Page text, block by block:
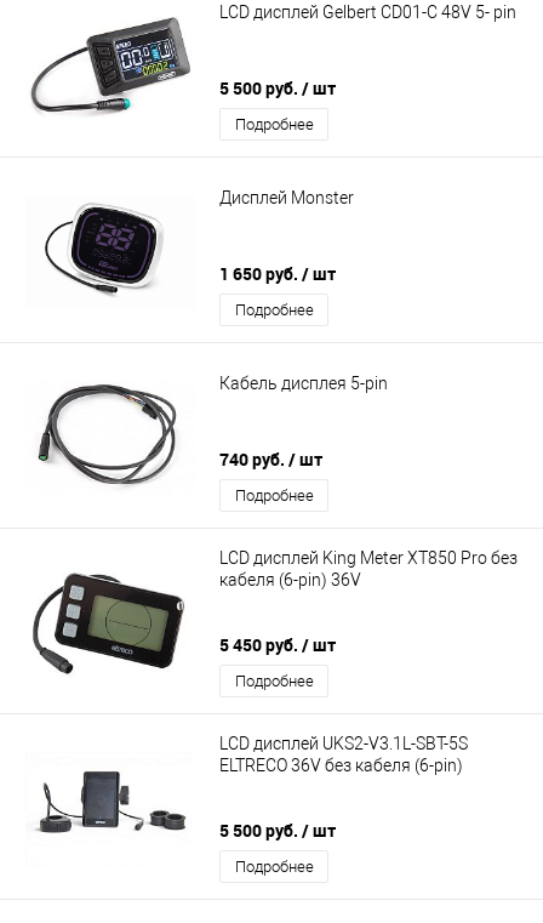
LCD дисплей Gelbert CD01-C 48V 5- pin
5 500 руб. / шт
Подробнее
Дисплей Monster
1 650 руб. / шт
Подробнее
Кабель дисплея 5-pin
740 руб. / шт
Подробнее
LCD дисплей King Meter XT850 Pro без
кабеля (6-pin) 36V
5 450 руб. / шт
Подробнее
LCD дисплей UKS2-V3.1L-SBT-5S
ELTRECO 36V без кабеля (6-pin)
5 500 руб. / шт
Подробнее